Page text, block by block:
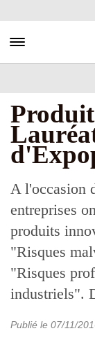
au
principal
Toggle navigation
A l'occasion
entreprises
produits
"Risques
"Risques
industriels".
Publié le 07/11/